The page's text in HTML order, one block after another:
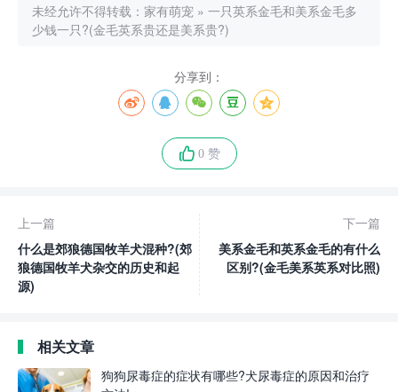
未经允许不得转载： 家有萌宠 » 一只英系金毛和美系金毛多
少钱一只?(金毛英系贵还是美系贵?)
分享到：
0 赞
上一篇
什么是郊狼德国牧羊犬混种?(郊
狼德国牧羊犬杂交的历史和起
源)
下一篇
美系金毛和英系金毛的有什么
区别?(金毛美系英系对比照)
相关文章
狗狗尿毒症的症状有哪些?犬尿毒症的原因和治疗